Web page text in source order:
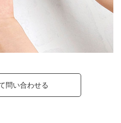
問い合わせる